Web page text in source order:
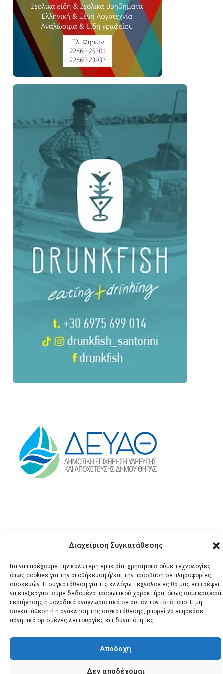
Διαχείριση Συγκατάθεσης
Για να παρέχουμε την καλύτερη εμπειρία, χρησιμοποιούμε τεχνολογίες
όπως cookies για την αποθήκευση ή/και την πρόσβαση σε πληροφορίες
συσκευών. Η συγκατάθεση για τις εν λόγω τεχνολογίες θα μας επιτρέψει
να επεξεργαστούμε δεδομένα προσωπικού χαρακτήρα, όπως συμπεριφορά
περιήγησης ή μοναδικά αναγνωριστικά σε αυτόν τον ιστότοπο. Η μη
συγκατάθεση ή η ανάκληση της συγκατάθεσης, μπορεί να επηρεάσει
αρνητικά ορισμένες λειτουργίες και δυνατότητες.
Αποδοχή
Δεν αποδέχομαι
© 2026 Santonews - Όλα
τα δικαιώματα
κατοχυρωμένα.